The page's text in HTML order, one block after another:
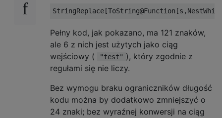
Pełny kod, jak pokazano, ma 121 znaków,
ale 6 z nich jest użytych jako ciąg
wejściowy (
"test" ), który zgodnie z
regułami się nie liczy.
Bez wymogu braku ograniczników długość
kodu można by dodatkowo zmniejszyć o
24 znaki; bez wyraźnej konwersji na ciąg